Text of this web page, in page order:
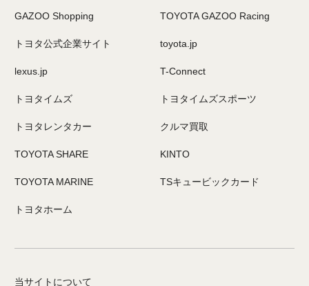
GAZOO Shopping TOYOTA GAZOO Racing
トヨタ公式企業サイト toyota.jp
lexus.jp T-Connect
トヨタイムズ トヨタイムズスポーツ
トヨタレンタカー クルマ買取
TOYOTA SHARE KINTO
TOYOTA MARINE TSキュービックカード
トヨタホーム
当サイトについて